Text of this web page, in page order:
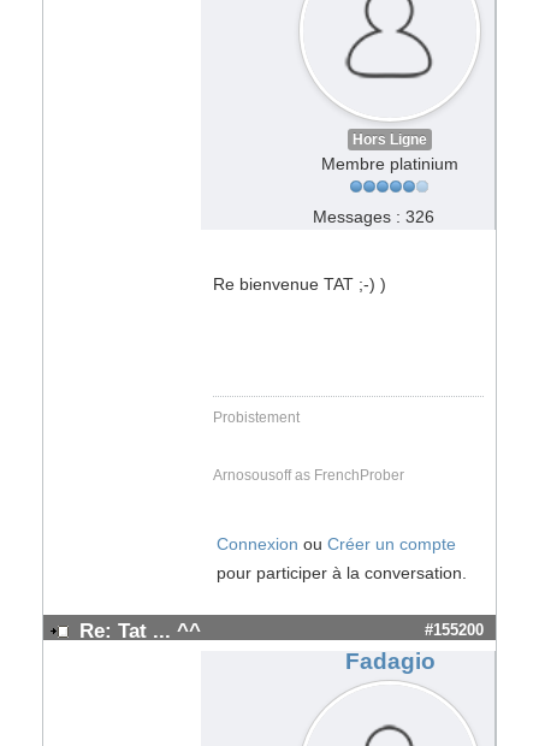
Hors Ligne
Membre platinium
Messages : 326
Re bienvenue TAT ;-) )
Probistement
Arnosousoff as FrenchProber
Connexion ou Créer un compte
pour participer à la conversation.
Re: Tat ... ^^ #155200
Fadagio